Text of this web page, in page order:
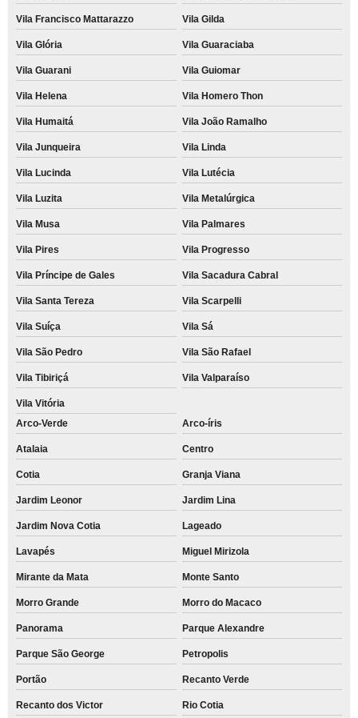
Vila Francisco Mattarazzo Vila Gilda
Vila Glória Vila Guaraciaba
Vila Guarani Vila Guiomar
Vila Helena Vila Homero Thon
Vila Humaitá Vila João Ramalho
Vila Junqueira Vila Linda
Vila Lucinda Vila Lutécia
Vila Luzita Vila Metalúrgica
Vila Musa Vila Palmares
Vila Pires Vila Progresso
Vila Príncipe de Gales Vila Sacadura Cabral
Vila Santa Tereza Vila Scarpelli
Vila Suíça Vila Sá
Vila São Pedro Vila São Rafael
Vila Tibiriçá Vila Valparaíso
Vila Vitória
Arco-Verde
Arco-íris
Atalaia Centro
Cotia Granja Viana
Jardim Leonor Jardim Lina
Jardim Nova Cotia Lageado
Lavapés Miguel Mirizola
Mirante da Mata Monte Santo
Morro Grande Morro do Macaco
Panorama Parque Alexandre
Parque São George Petropolis
Portão Recanto Verde
Recanto dos Victor Rio Cotia